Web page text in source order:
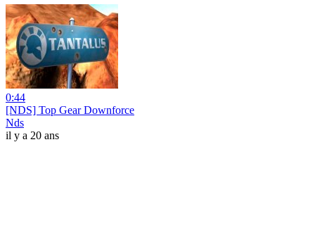
0:44
[NDS] Top Gear Downforce
Nds
il y a 20 ans